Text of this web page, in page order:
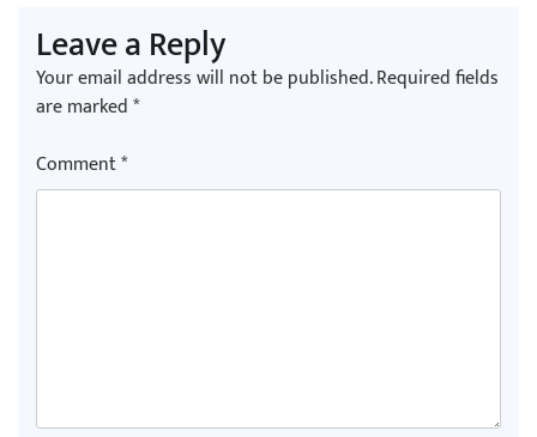
Leave a Reply
Your email address will not be published.Required fields
are marked*
Comment*